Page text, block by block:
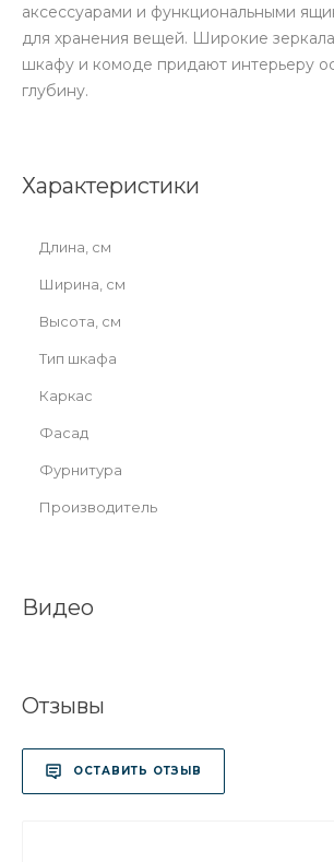
аксессуарами и функциональными
для хранения вещей. Широкие
шкафу и комоде придают интерьеру
глубину.
Характеристики
Длина, см
Ширина, см
Высота, см
Тип шкафа
Каркас
Фасад
Фурнитура
Производитель
Видео
Отзывы
ОСТАВИТЬ ОТЗЫВ